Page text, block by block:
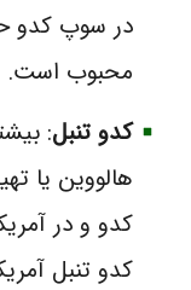
در سوپ کدو
محبوب است.
کدو تنبل:
هالووین یا
کدو و در
کدو تنبل